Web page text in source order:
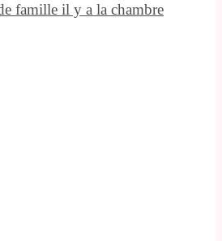
famille il y a la chambre